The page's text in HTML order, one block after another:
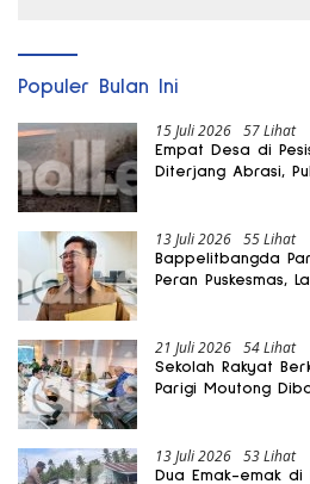
Populer Bulan Ini
15 Juli 2026 57 Lihat
Empat Desa di
Diterjang Abrasi,
13 Juli 2026 55 Lihat
Bappelitbangda
Peran Puskesmas,
21 Juli 2026 54 Lihat
Sekolah Rakyat
Parigi Moutong
13 Juli 2026 53 Lihat
Dua Emak-emak di